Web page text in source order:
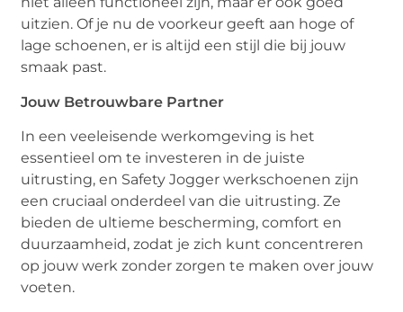
uitzien. Of je nu de voorkeur geeft aan hoge of
lage schoenen, er is altijd een stijl die bij jouw
smaak past.
Jouw Betrouwbare Partner
In een veeleisende werkomgeving is het
essentieel om te investeren in de juiste
uitrusting, en Safety Jogger werkschoenen zijn
een cruciaal onderdeel van die uitrusting. Ze
bieden de ultieme bescherming, comfort en
duurzaamheid, zodat je zich kunt concentreren
op jouw werk zonder zorgen te maken over jouw
voeten.